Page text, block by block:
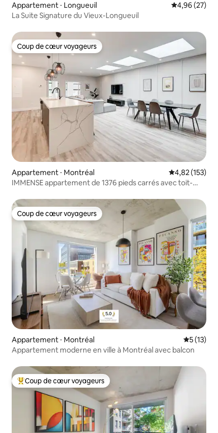
Appartement ⋅ Longueuil Évaluation
4,96 (27)
La Suite Signature du Vieux-Longueuil
Coup de cœur voyageurs
Coup de cœur voyageurs
Appartement ⋅ Montréal Évaluation
4,82 (153)
IMMENSE appartement de 1376 pieds carrés avec toit-
Coup de cœur voyageurs
Coup de cœur voyageurs
Appartement ⋅ Montréal
5 (13)
Appartement moderne en ville à Montréal avec balcon
Coups de cœur voyageurs les plus appréciés
Coup de cœur voyageurs